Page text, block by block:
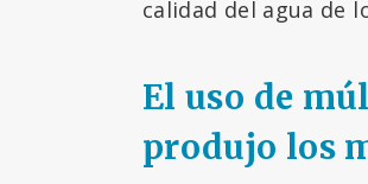
calidad del agua de
El uso de
produjo los